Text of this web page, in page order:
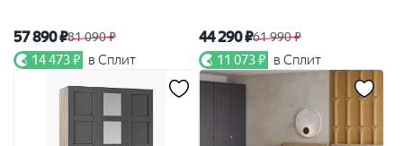
57 890 ₽81 090 ₽
14 473 ₽ в Сплит
44 290 ₽61 990 ₽
11 073 ₽ в Сплит